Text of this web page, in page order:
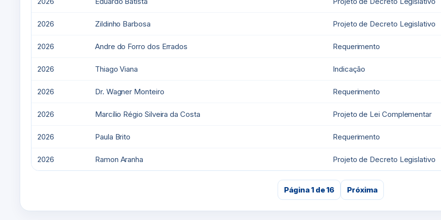
2026 Zildinho Barbosa Projeto de Decreto Legislativo
2026 Andre do Forro dos Errados Requerimento
2026 Thiago Viana Indicação
2026 Dr. Wagner Monteiro Requerimento
2026 Marcílio Régio Silveira da Costa Projeto de Lei Complementar
2026 Paula Brito Requerimento
2026 Ramon Aranha Projeto de Decreto Legislativo
Página 1 de 16 Próxima